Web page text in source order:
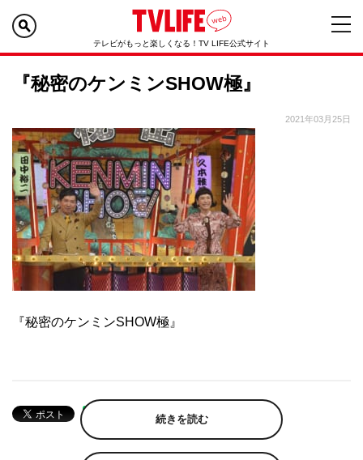
テレビがもっと楽しくなる！TV LIFE公式サイト
『秘密のケンミンSHOW極』
2021年03月25日
『秘密のケンミンSHOW極』
続きを読む